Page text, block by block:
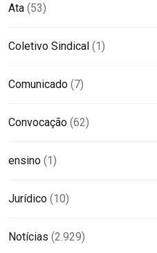
Ata (53)
Coletivo Sindical (1)
Comunicado (7)
Convocação (62)
ensino (1)
Jurídico (10)
Notícias (2.929)